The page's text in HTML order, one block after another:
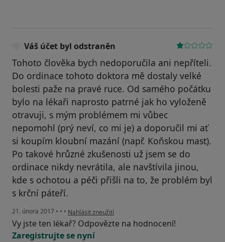
Váš účet byl odstraněn
Tohoto člověka bych nedoporučila ani nepříteli.
Do ordinace tohoto doktora mě dostaly velké
bolesti paže na pravé ruce. Od samého počátku
bylo na lékaři naprosto patrné jak ho vyloženě
otravuji, s mým problémem mi vůbec
nepomohl (prý neví, co mi je) a doporučil mi ať
si koupím kloubní mazání (např. Koňskou mast).
Po takové hrůzné zkušenosti už jsem se do
ordinace nikdy nevrátila, ale navštívila jinou,
kde s ochotou a péči přišli na to, že problém byl
s krční páteří.
21. února 2017 • • • podle názoru uživatele Váš účet byl odstraněn
Nahlásit zneužití
Vy jste ten lékař? Odpovězte na hodnocení!
Zaregistrujte se nyní